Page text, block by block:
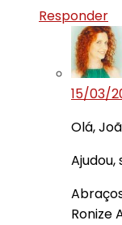
Responder
15/03/
Olá,
Ajudou,
Ronize